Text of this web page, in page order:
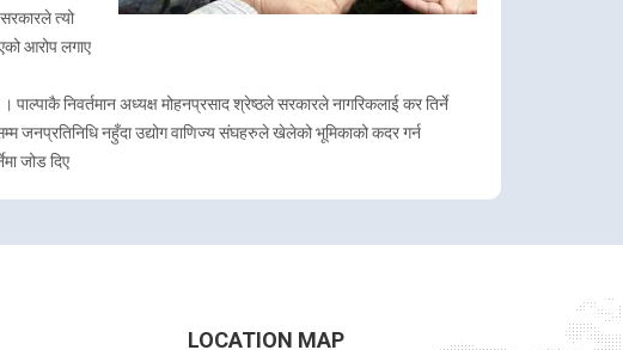
त्यो
आरोप लगाए
निवर्तमान अध्यक्ष मोहनप्रसाद श्रेष्ठले सरकारले नागरिकलाई कर तिर्ने
जनप्रतिनिधि नहुँदा उद्योग वाणिज्य संघहरुले खेलेको भूमिकाको कदर गर्न
जोड दिए
LOCATION MAP